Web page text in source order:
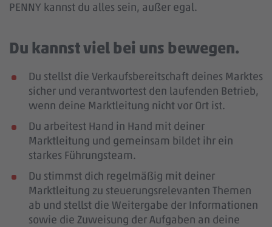
PENNY kannst du alles sein, außer egal.
Du kannst viel bei uns bewegen.
Du stellst die Verkaufsbereitschaft deines Marktes
sicher und verantwortest den laufenden Betrieb,
wenn deine Marktleitung nicht vor Ort ist.
Du arbeitest Hand in Hand mit deiner
Marktleitung und gemeinsam bildet ihr ein
starkes Führungsteam.
Du stimmst dich regelmäßig mit deiner
Marktleitung zu steuerungsrelevanten Themen
ab und stellst die Weitergabe der Informationen
sowie die Zuweisung der Aufgaben an deine